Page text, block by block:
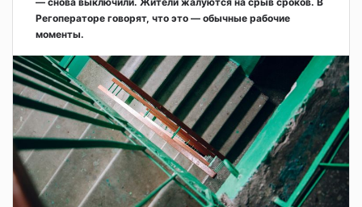
Регоператоре говорят, что это — обычные рабочие
моменты.